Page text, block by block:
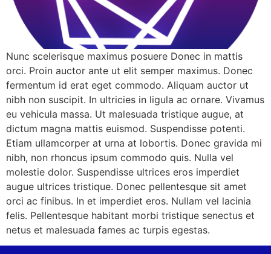
Nunc scelerisque maximus posuere Donec in mattis
orci. Proin auctor ante ut elit semper maximus. Donec
fermentum id erat eget commodo. Aliquam auctor ut
nibh non suscipit. In ultricies in ligula ac ornare. Vivamus
eu vehicula massa. Ut malesuada tristique augue, at
dictum magna mattis euismod. Suspendisse potenti.
Etiam ullamcorper at urna at lobortis. Donec gravida mi
nibh, non rhoncus ipsum commodo quis. Nulla vel
molestie dolor. Suspendisse ultrices eros imperdiet
augue ultrices tristique. Donec pellentesque sit amet
orci ac finibus. In et imperdiet eros. Nullam vel lacinia
felis. Pellentesque habitant morbi tristique senectus et
netus et malesuada fames ac turpis egestas.